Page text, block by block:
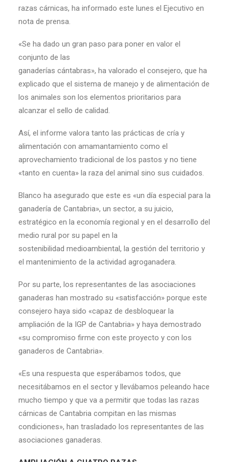
razas cárnicas, ha informado este lunes el Ejecutivo en
nota de prensa.
«Se ha dado un gran paso para poner en valor el
conjunto de las
ganaderías cántabras», ha valorado el consejero, que ha
explicado que el sistema de manejo y de alimentación de
los animales son los elementos prioritarios para
alcanzar el sello de calidad.
Así, el informe valora tanto las prácticas de cría y
alimentación con amamantamiento como el
aprovechamiento tradicional de los pastos y no tiene
«tanto en cuenta» la raza del animal sino sus cuidados.
Blanco ha asegurado que este es «un día especial para la
ganadería de Cantabria», un sector, a su juicio,
estratégico en la economía regional y en el desarrollo del
medio rural por su papel en la
sostenibilidad medioambiental, la gestión del territorio y
el mantenimiento de la actividad agroganadera.
Por su parte, los representantes de las asociaciones
ganaderas han mostrado su «satisfacción» porque este
consejero haya sido «capaz de desbloquear la
ampliación de la IGP de Cantabria» y haya demostrado
«su compromiso firme con este proyecto y con los
ganaderos de Cantabria».
«Es una respuesta que esperábamos todos, que
necesitábamos en el sector y llevábamos peleando hace
mucho tiempo y que va a permitir que todas las razas
cárnicas de Cantabria compitan en las mismas
condiciones», han trasladado los representantes de las
asociaciones ganaderas.